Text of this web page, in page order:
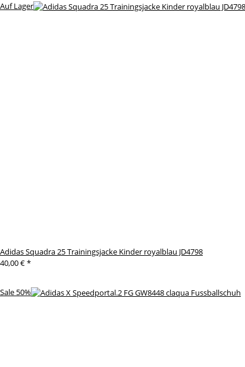
Auf Lager
Adidas Squadra 25 Trainingsjacke Kinder royalblau JD4798
40,00 €*
Sale 50%